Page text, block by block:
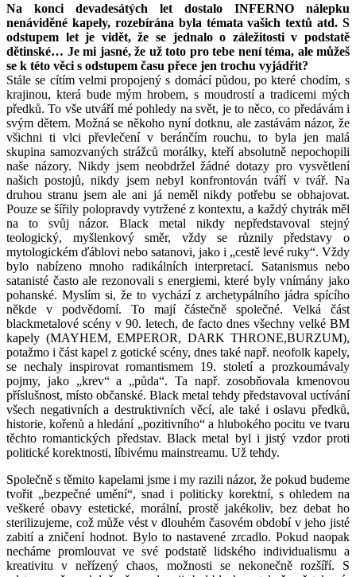
Na konci devadesátých let dostalo INFERNO nálepku
nenáviděné kapely, rozebírána byla témata vašich textů atd. S
odstupem let je vidět, že se jednalo o záležitosti v podstatě
dětinské… Je mi jasné, že už toto pro tebe není téma, ale můžeš
se k této věci s odstupem času přece jen trochu vyjádřit?
Stále se cítím velmi propojený s domácí půdou, po které chodím, s
krajinou, která bude mým hrobem, s moudrostí a tradicemi mých
předků. To vše utváří mé pohledy na svět, je to něco, co předávám i
svým dětem. Možná se někoho nyní dotknu, ale zastávám názor, že
všichni ti vlci převlečení v beránčím rouchu, to byla jen malá
skupina samozvaných strážců morálky, kteří absolutně nepochopili
naše názory. Nikdy jsem neobdržel žádné dotazy pro vysvětlení
našich postojů, nikdy jsem nebyl konfrontován tváří v tvář. Na
druhou stranu jsem ale ani já neměl nikdy potřebu se obhajovat.
Pouze se šířily polopravdy vytržené z kontextu, a každý chytrák měl
na to svůj názor. Black metal nikdy nepředstavoval stejný
teologický, myšlenkový směr, vždy se různily představy o
mytologickém ďáblovi nebo satanovi, jako i „cestě levé ruky“. Vždy
bylo nabízeno mnoho radikálních interpretací. Satanismus nebo
satanisté často ale rezonovali s energiemi, které byly vnímány jako
pohanské. Myslím si, že to vychází z archetypálního jádra spícího
někde v podvědomí. To mají částečně společné. Velká část
blackmetalové scény v 90. letech, de facto dnes všechny velké BM
kapely (MAYHEM, EMPEROR, DARK THRONE,BURZUM),
potažmo i část kapel z gotické scény, dnes také např. neofolk kapely,
se nechaly inspirovat romantismem 19. století a prozkoumávaly
pojmy, jako „krev“ a „půda“. Ta např. zosobňovala kmenovou
příslušnost, místo občanské. Black metal tehdy představoval uctívání
všech negativních a destruktivních věcí, ale také i oslavu předků,
historie, kořenů a hledání „pozitivního“ a hlubokého pocitu ve tvaru
těchto romantických představ. Black metal byl i jistý vzdor proti
politické korektnosti, líbivému mainstreamu. Už tehdy.
Společně s těmito kapelami jsme i my razili názor, že pokud budeme
tvořit „bezpečné umění“, snad i politicky korektní, s ohledem na
veškeré obavy estetické, morální, prostě jakékoliv, bez debat ho
sterilizujeme, což může vést v dlouhém časovém období v jeho jisté
zabití a zničení hodnot. Bylo to nastavené zrcadlo. Pokud naopak
necháme promlouvat ve své podstatě lidského individualismu a
kreativitu v neřízený chaos, možnosti se nekonečně rozšíří. S